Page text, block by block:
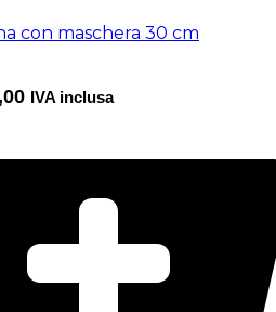
con maschera 30 cm
IVA inclusa